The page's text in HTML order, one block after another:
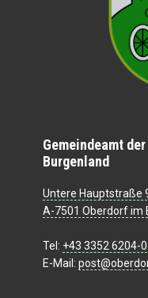
Gemeindeamt
Burgenland
Untere Hauptstraße
A-7501 Oberdorf im
Tel: +43 3352 6204-0
E-Mail: